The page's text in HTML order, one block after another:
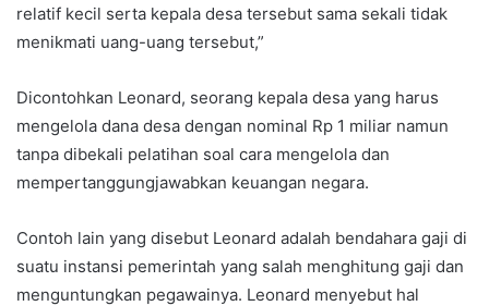
relatif kecil serta kepala desa tersebut sama sekali tidak
menikmati uang-uang tersebut,”
Dicontohkan Leonard, seorang kepala desa yang harus
mengelola dana desa dengan nominal Rp 1 miliar namun
tanpa dibekali pelatihan soal cara mengelola dan
mempertanggungjawabkan keuangan negara.
Contoh lain yang disebut Leonard adalah bendahara gaji di
suatu instansi pemerintah yang salah menghitung gaji dan
menguntungkan pegawainya. Leonard menyebut hal